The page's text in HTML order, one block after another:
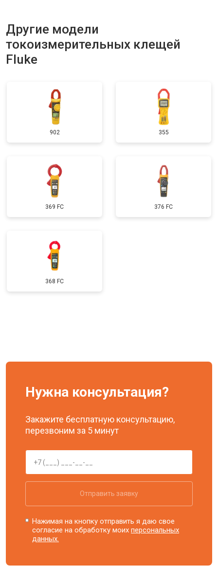
Другие модели
токоизмерительных клещей
Fluke
902 355
369 FC 376 FC
368 FC
Нужна консультация?
Закажите бесплатную консультацию,
перезвоним за 5 минут
Отправить заявку
Нажимая на кнопку отправить я даю свое
согласие на обработку моихперсональных
данных.